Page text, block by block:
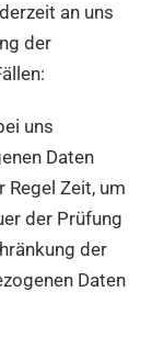
an uns
der
uns
Daten
Zeit, um
der Prüfung
der
Daten